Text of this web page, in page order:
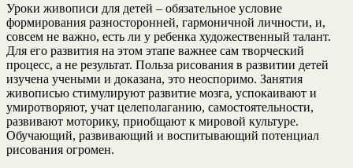
Уроки живописи для детей – обязательное условие
формирования разносторонней, гармоничной личности, и,
совсем не важно, есть ли у ребенка художественный талант.
Для его развития на этом этапе важнее сам творческий
процесс, а не результат. Польза рисования в развитии детей
изучена учеными и доказана, это неоспоримо. Занятия
живописью стимулируют развитие мозга, успокаивают и
умиротворяют, учат целеполаганию, самостоятельности,
развивают моторику, приобщают к мировой культуре.
Обучающий, развивающий и воспитывающий потенциал
рисования огромен.